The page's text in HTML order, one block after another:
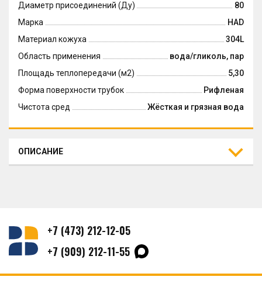
Диаметр присоединений (Ду)
80
Марка
HAD
Материал кожуха
304L
Область применения
вода/гликоль, пар
Площадь теплопередачи (м2)
5,30
Форма поверхности трубок
Рифленая
Чистота сред
Жёсткая и грязная вода
ОПИСАНИЕ
+7 (473) 212-12-05
+7 (909) 212-11-55